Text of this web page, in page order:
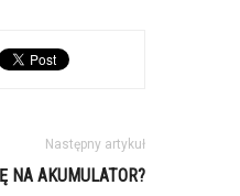
Następny artykuł
NA AKUMULATOR?